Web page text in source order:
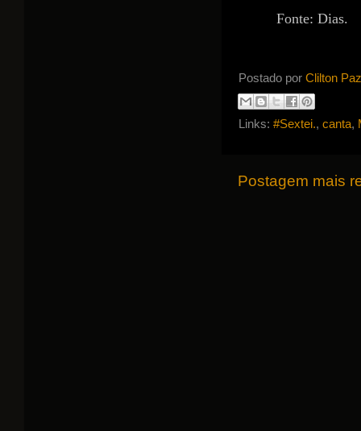
Fonte: Dias.
Postado por Clilton Paz
Links: #Sextei., canta,
Postagem mais